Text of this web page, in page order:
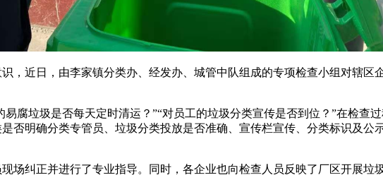
，近日，由李家镇分类办、经发办、城管中队组成的专项检查小组对辖区
腐垃圾是否每天定时清运？”“对员工的垃圾分类宣传是否到位？”在检查
否明确分类专管员、垃圾分类投放是否准确、宣传栏宣传、分类标识及公
场纠正并进行了专业指导。同时，各企业也向检查人员反映了厂区开展垃